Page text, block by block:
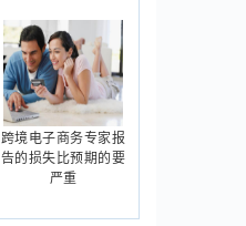
跨境电子商务专家报
告的损失比预期的要
严重